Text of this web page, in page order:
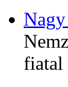
fiatal